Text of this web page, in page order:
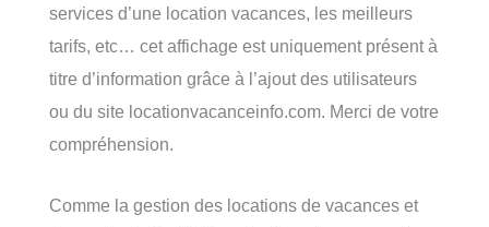
services d’une location vacances, les meilleurs
tarifs, etc… cet affichage est uniquement présent à
titre d’information grâce à l’ajout des utilisateurs
ou du site locationvacanceinfo.com. Merci de votre
compréhension.
Comme la gestion des locations de vacances et